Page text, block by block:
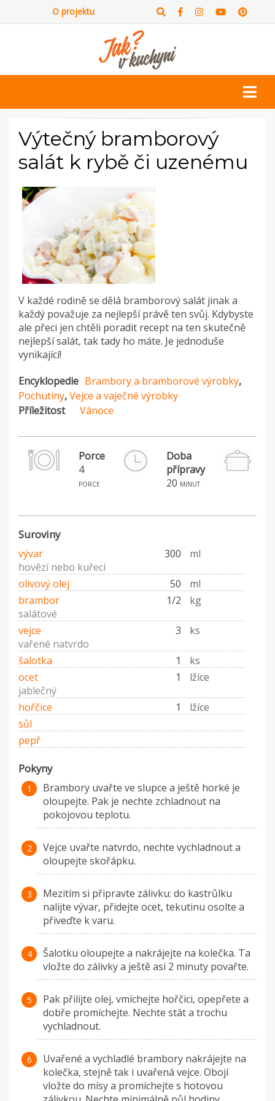
O projektu
Výtečný bramborový
salát k rybě či uzenému
V každé rodině se dělá bramborový salát jinak a
každý považuje za nejlepší právě ten svůj. Kdybyste
ale přeci jen chtěli poradit recept na ten skutečně
nejlepší salát, tak tady ho máte. Je jednoduše
vynikající!
Encyklopedie Brambory a bramborové výrobky,
Pochutiny,Vejce a vaječné výrobky
Příležitost
Vánoce
Porce
4
porce
Doba
přípravy
20 minut
Suroviny
vývar 300
ml
hovězí nebo kuřecí
olivový olej
50
ml
brambor
1/2
kg
salátové
vejce
3
ks
vařené natvrdo
šalotka
1
ks
ocet
1
lžíce
jablečný
hořčice
1
lžíce
sůl
pepř
Pokyny
Brambory uvařte ve slupce a ještě horké je
oloupejte. Pak je nechte zchladnout na
pokojovou teplotu.
Vejce uvařte natvrdo, nechte vychladnout a
oloupejte skořápku.
Mezitím si připravte zálivku: do kastrůlku
nalijte vývar, přidejte ocet, tekutinu osolte a
přiveďte k varu.
Šalotku oloupejte a nakrájejte na kolečka. Ta
vložte do zálivky a ještě asi 2 minuty povařte.
Pak přilijte olej, vmíchejte hořčici, opepřete a
dobře promíchejte. Nechte stát a trochu
vychladnout.
Uvařené a vychladlé brambory nakrájejte na
kolečka, stejně tak i uvařená vejce. Obojí
vložte do mísy a promíchejte s hotovou